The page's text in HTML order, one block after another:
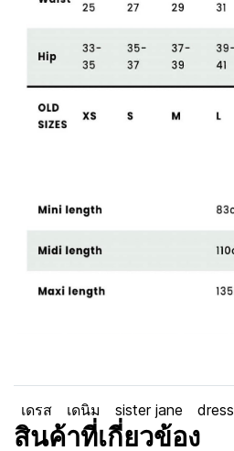
เดรส เดนิม sister jane dress
สินค้าที่เกี่ยวข้อง